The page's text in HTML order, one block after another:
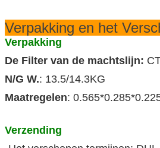
Verpakking en het
Verpakking
De Filter van de machtslijn:
N/G W.: 13.5/14.3KG
Maatregelen:
Verzending